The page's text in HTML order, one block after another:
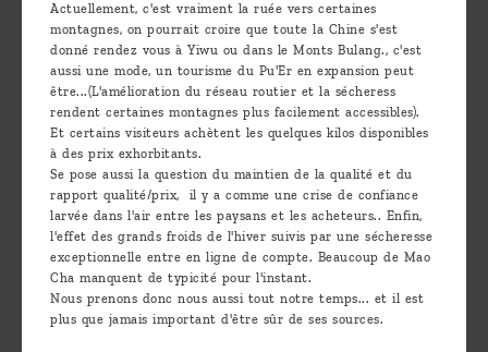
Actuellement, c'est vraiment la ruée vers certaines
montagnes, on pourrait croire que toute la Chine s'est
donné rendez vous à Yiwu ou dans le Monts Bulang., c'est
aussi une mode, un tourisme du Pu'Er en expansion peut
être...(L'amélioration du réseau routier et la sécheress
rendent certaines montagnes plus facilement accessibles).
Et certains visiteurs achètent les quelques kilos disponibles
à des prix exhorbitants.
Se pose aussi la question du maintien de la qualité et du
rapport qualité/prix, il y a comme une crise de confiance
larvée dans l'air entre les paysans et les acheteurs.. Enfin,
l'effet des grands froids de l'hiver suivis par une sécheresse
exceptionnelle entre en ligne de compte. Beaucoup de Mao
Cha manquent de typicité pour l'instant.
Nous prenons donc nous aussi tout notre temps... et il est
plus que jamais important d'être sûr de ses sources.